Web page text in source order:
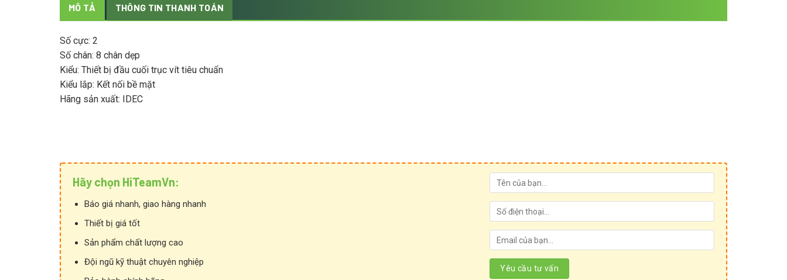
MÔ TẢ THÔNG TIN THANH TOÁN
Số cực: 2
Số chân: 8 chân dẹp
Kiểu: Thiết bị đầu cuối trục vít tiêu chuẩn
Kiểu lắp: Kết nối bề mặt
Hãng sản xuất: IDEC
Hãy chọn HiTeamVn:
Báo giá nhanh, giao hàng nhanh
Thiết bị giá tốt
Sản phẩm chất lượng cao
Đội ngũ kỹ thuật chuyên nghiệp